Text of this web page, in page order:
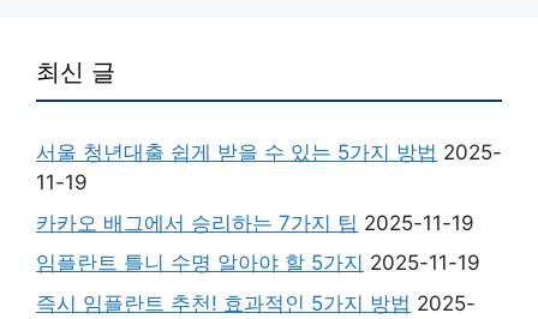
최신 글
서울 청년대출 쉽게 받을 수 있는 5가지 방법 2025-
11-19
카카오 배그에서 승리하는 7가지 팁 2025-11-19
임플란트 틀니 수명 알아야 할 5가지 2025-11-19
즉시 임플란트 추천! 효과적인 5가지 방법 2025-